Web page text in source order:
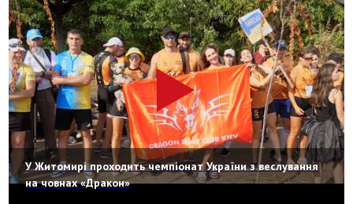
У Житомирі проходить чемпіонат України з веслування
на човнах «Дракон»